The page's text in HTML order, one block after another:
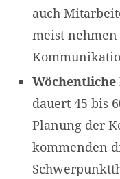
auch
meist
dauert 45 bis
Planung der
kommenden